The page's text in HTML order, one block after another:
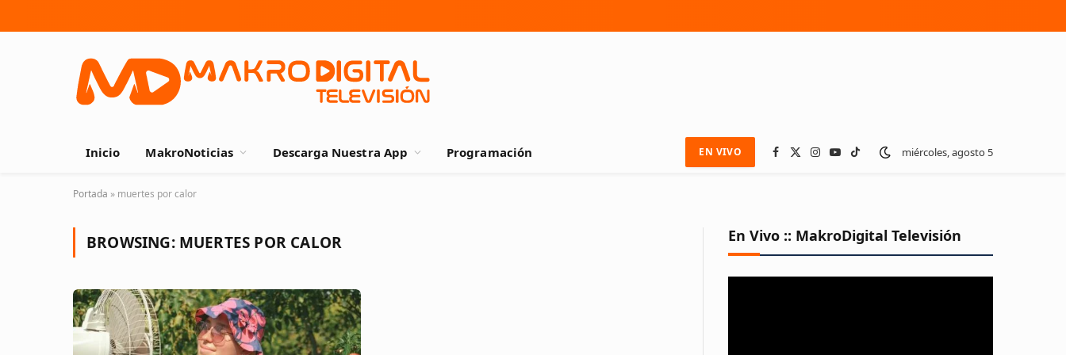
Inicio MakroNoticias Descarga Nuestra App Programación EN VIVO Facebook
X
Instagram
YouTube
TikTok miércoles, agosto 5
Portada » muertes por calor
BROWSING: MUERTES POR CALOR En Vivo :: MakroDigital Televisión